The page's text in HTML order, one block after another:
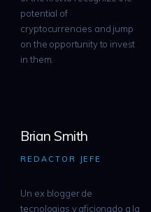
potential of
cryptocurrencies and jump
on the opportunity to invest
in them.
Brian Smith
REDACTOR JEFE
Un ex blogger de
tecnologias y aficionado a la